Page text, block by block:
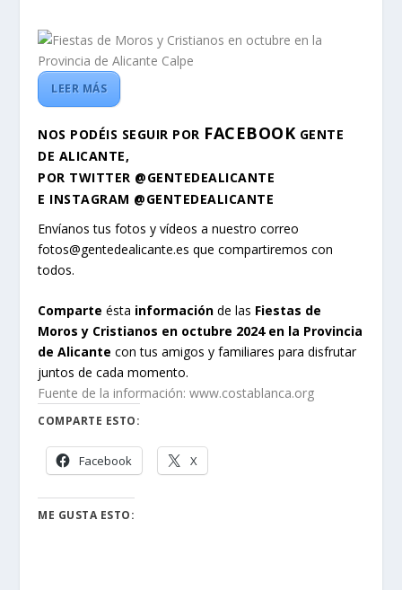
LEER MÁS
NOS PODÉIS SEGUIR POR FACEBOOK GENTE
DE ALICANTE,
POR TWITTER @GENTEDEALICANTE
E INSTAGRAM @GENTEDEALICANTE
Envíanos tus fotos y vídeos a nuestro correo
fotos@gentedealicante.es que compartiremos con
todos.
Comparte ésta información de las Fiestas de
Moros y Cristianos en octubre 2024 en la Provincia
de Alicante con tus amigos y familiares para disfrutar
juntos de cada momento.
Fuente de la información: www.costablanca.org
COMPARTE ESTO:
Facebook X
ME GUSTA ESTO: